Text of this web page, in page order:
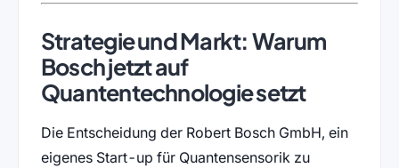
Strategie und Markt: Warum
Bosch jetzt auf
Quantentechnologie setzt
Die Entscheidung der Robert Bosch GmbH, ein
eigenes Start-up für Quantensensorik zu